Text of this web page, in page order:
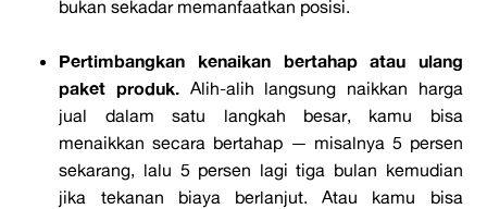
bukan sekadar memanfaatkan posisi.
Pertimbangkan kenaikan bertahap atau ulang
paket produk. Alih-alih langsung naikkan harga
jual dalam satu langkah besar, kamu bisa
menaikkan secara bertahap — misalnya 5 persen
sekarang, lalu 5 persen lagi tiga bulan kemudian
jika tekanan biaya berlanjut. Atau kamu bisa